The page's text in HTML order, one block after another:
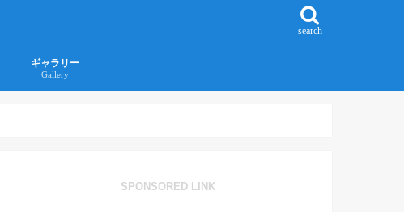
search
ギャラリー
Gallery
SPONSORED LINK